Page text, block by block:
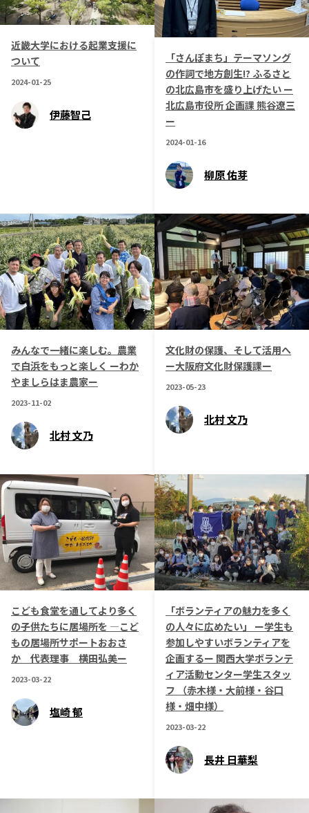
近畿大学における起業支援に
ついて
2024-01-25
伊藤智己
「さんぽまち」テーマソング
の作詞で地方創生!? ふるさと
の北広島市を盛り上げたい ー
北広島市役所 企画課 熊谷遼三
ー
2024-01-16
柳原 佑芽
みんなで一緒に楽しむ。農業
で白浜をもっと楽しく ーわか
やましらはま農家ー
2023-11-02
北村 文乃
文化財の保護、そして活用へ
ー大阪府文化財保護課ー
2023-05-23
北村 文乃
こども食堂を通してより多く
の子供たちに居場所を ―こど
もの居場所サポートおおさ
か 代表理事 横田弘美ー
2023-03-22
塩崎 郁
「ボランティアの魅力を多く
の人々に広めたい」 ー学生も
参加しやすいボランティアを
企画するー 関西大学ボランテ
ィア活動センター学生スタッ
フ （赤木様・大前様・谷口
様・畑中様）
2023-03-22
長井 日華梨